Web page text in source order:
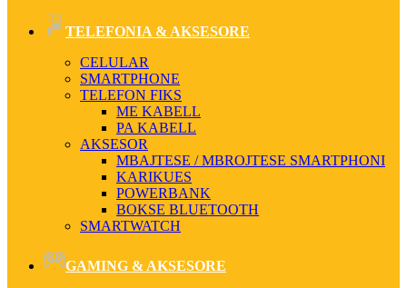
TELEFONIA & AKSESORE
CELULAR
SMARTPHONE
TELEFON FIKS
ME KABELL
PA KABELL
AKSESOR
MBAJTESE / MBROJTESE SMARTPHONI
KARIKUES
POWERBANK
BOKSE BLUETOOTH
SMARTWATCH
GAMING & AKSESORE